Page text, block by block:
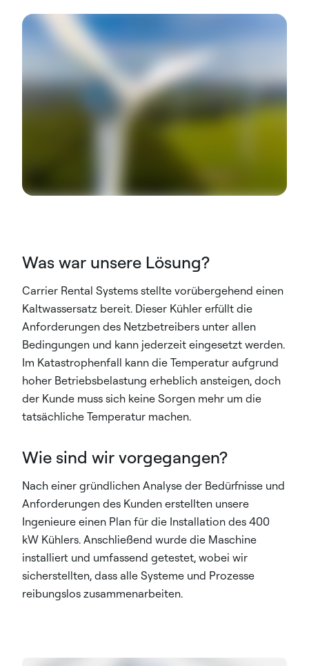
Was war unsere Lösung?
Carrier Rental Systems stellte vorübergehend einen
Kaltwassersatz bereit. Dieser Kühler erfüllt die
Anforderungen des Netzbetreibers unter allen
Bedingungen und kann jederzeit eingesetzt werden.
Im Katastrophenfall kann die Temperatur aufgrund
hoher Betriebsbelastung erheblich ansteigen, doch
der Kunde muss sich keine Sorgen mehr um die
tatsächliche Temperatur machen.
Wie sind wir vorgegangen?
Nach einer gründlichen Analyse der Bedürfnisse und
Anforderungen des Kunden erstellten unsere
Ingenieure einen Plan für die Installation des 400
kW Kühlers. Anschließend wurde die Maschine
installiert und umfassend getestet, wobei wir
sicherstellten, dass alle Systeme und Prozesse
reibungslos zusammenarbeiten.